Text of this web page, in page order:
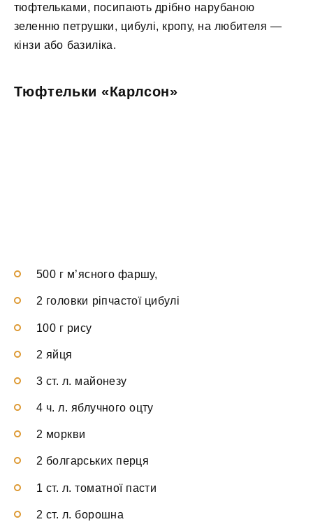
тюфтельками, посипають дрібно нарубаною
зеленню петрушки, цибулі, кропу, на любителя —
кінзи або базиліка.
Тюфтельки «Карлсон»
500 г м’ясного фаршу,
2 головки ріпчастої цибулі
100 г рису
2 яйця
3 ст. л. майонезу
4 ч. л. яблучного оцту
2 моркви
2 болгарських перця
1 ст. л. томатної пасти
2 ст. л. борошна